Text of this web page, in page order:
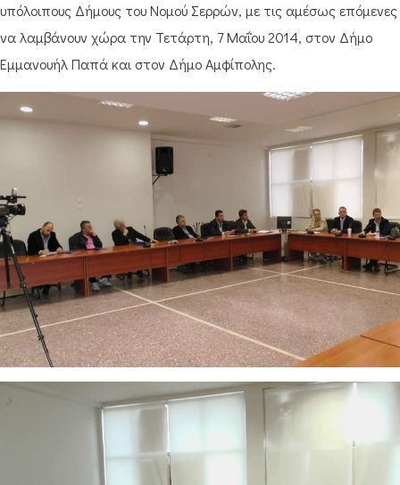
υπόλοιπους Δήμους του Νομού Σερρών, με τις αμέσως επόμενες
να λαμβάνουν χώρα την Τετάρτη, 7 Μαΐου 2014, στον Δήμο
Εμμανουήλ Παπά και στον Δήμο Αμφίπολης.